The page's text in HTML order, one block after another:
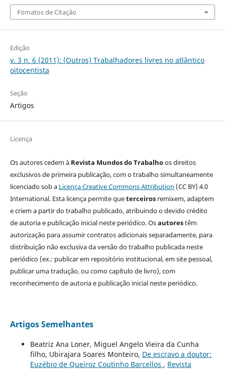
Fomatos de Citação
Edição
v. 3 n. 6 (2011): (Outros) Trabalhadores livres no atlântico
oitocentista
Seção
Artigos
Licença
Os autores cedem à Revista Mundos do Trabalhoos direitos
exclusivos de primeira publicação, com o trabalho simultaneamente
licenciado sob a Licença Creative Commons Attribution (CC BY) 4.0
International. Esta licença permite queterceirosremixem, adaptem
e criem a partir do trabalho publicado, atribuindo o devido crédito
de autoria e publicação inicial neste periódico. Osautorestêm
autorização para assumir contratos adicionais separadamente, para
distribuição não exclusiva da versão do trabalho publicada neste
periódico (ex.: publicar em repositório institucional, em site pessoal,
publicar uma tradução, ou como capítulo de livro), com
reconhecimento de autoria e publicação inicial neste periódico.
Artigos Semelhantes
Beatriz Ana Loner, Miguel Angelo Vieira da Cunha
filho, Ubirajara Soares Monteiro, De escravo a doutor:
Euzébio de Queiroz Coutinho Barcellos , Revista